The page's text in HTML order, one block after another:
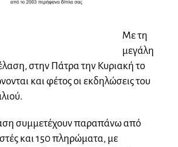
Με τη
μεγάλη
στην Πάτρα την Κυριακή το
και φέτος οι εκδηλώσεις του
συμμετέχουν παραπάνω από
και 150 πληρώματα, με